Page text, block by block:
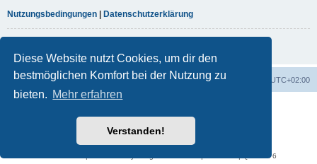
Diese Website nutzt Cookies, um dir den
bestmöglichen Komfort bei der Nutzung zu
bieten. Mehr erfahren
Verstanden!
Nutzungsbedingungen | Datenschutzerklärung
Foren-Übersicht Alle Zeiten sind UTC+02:00
Alle Cookies löschen
Deutsche Übersetzung durchphpBB.de
phpBB post Reactions
Nutzungsbedingungen
Queries: 6